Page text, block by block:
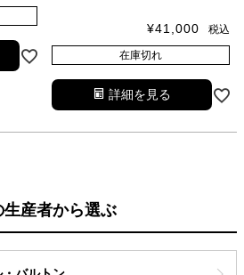
¥41,000 税込
在庫切れ
詳細を見る
生産者から選ぶ